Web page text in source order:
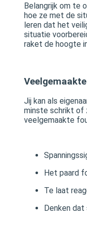
Belangrijk om te
hoe ze met de
leren dat het
situatie
raket de hoogte
Jij kan als
minste schrikt of
veelgemaakte
Het paard
Te laat
Denken dat